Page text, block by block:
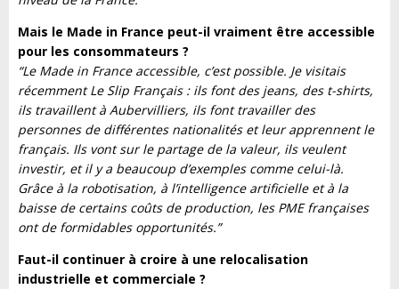
Mais le Made in France peut-il vraiment être accessible
pour les consommateurs ?
“Le Made in France accessible, c’est possible. Je visitais
récemment Le Slip Français : ils font des jeans, des t-shirts,
ils travaillent à Aubervilliers, ils font travailler des
personnes de différentes nationalités et leur apprennent le
français. Ils vont sur le partage de la valeur, ils veulent
investir, et il y a beaucoup d’exemples comme celui-là.
Grâce à la robotisation, à l’intelligence artificielle et à la
baisse de certains coûts de production, les PME françaises
ont de formidables opportunités.”
Faut-il continuer à croire à une relocalisation
industrielle et commerciale ?